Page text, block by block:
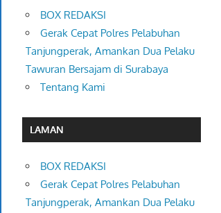
BOX REDAKSI
Gerak Cepat Polres Pelabuhan
Tanjungperak, Amankan Dua Pelaku
Tawuran Bersajam di Surabaya
Tentang Kami
LAMAN
BOX REDAKSI
Gerak Cepat Polres Pelabuhan
Tanjungperak, Amankan Dua Pelaku